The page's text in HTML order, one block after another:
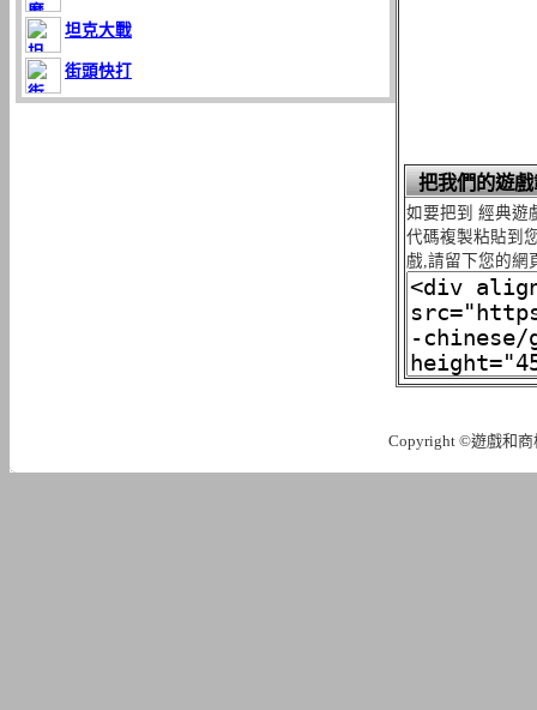
坦克大戰
街頭快打
把我們的遊
如要把到 經典遊
代碼複製粘貼到
戲,請留下您的網
Copyright ©遊戲和